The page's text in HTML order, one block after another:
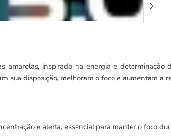
amarelas, inspirado na energia e
sua disposição, melhoram o foco e aumentam
e alerta, essencial para manter o foco